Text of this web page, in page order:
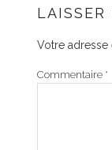
LAISSER
Votre adresse
Commentaire *